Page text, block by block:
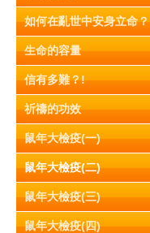
如何在亂世中安身立命？
生命的容量
信有多難？!
祈禱的功效
鼠年大檢疫(一)
鼠年大檢疫(二)
鼠年大檢疫(三)
鼠年大檢疫(四)